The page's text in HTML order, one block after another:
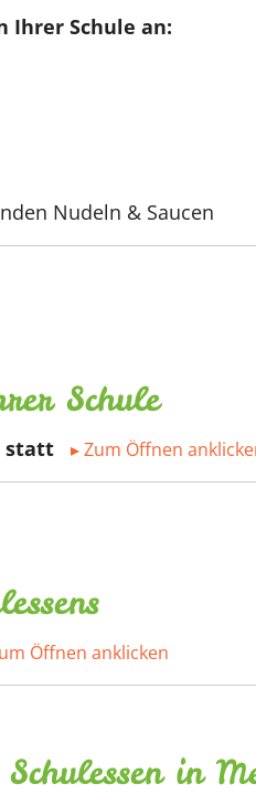
Ihrer Schule an:
Nudeln & Saucen
Schule
statt
in